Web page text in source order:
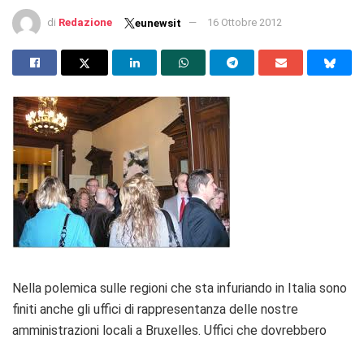
di Redazione eunewsit 16 Ottobre 2012
Nella polemica sulle regioni che sta infuriando in Italia sono
finiti anche gli uffici di rappresentanza delle nostre
amministrazioni locali a Bruxelles. Uffici che dovrebbero